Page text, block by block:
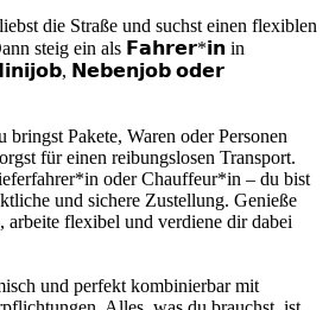
die Straße und suchst einen flexiblen
steig ein als 𝗙𝗮𝗵𝗿𝗲𝗿*𝗶𝗻 in
𝗠𝗶𝗻𝗶𝗷𝗼𝗯, 𝗡𝗲𝗯𝗲𝗻𝗷𝗼𝗯 𝗼𝗱𝗲𝗿
Pakete, Waren oder Personen
für einen reibungslosen Transport.
oder Chauffeur*in – du bist
und sichere Zustellung. Genieße
arbeite flexibel und verdiene dir dabei
und perfekt kombinierbar mit